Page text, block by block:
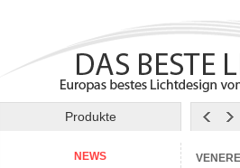
Produkte
NEWS